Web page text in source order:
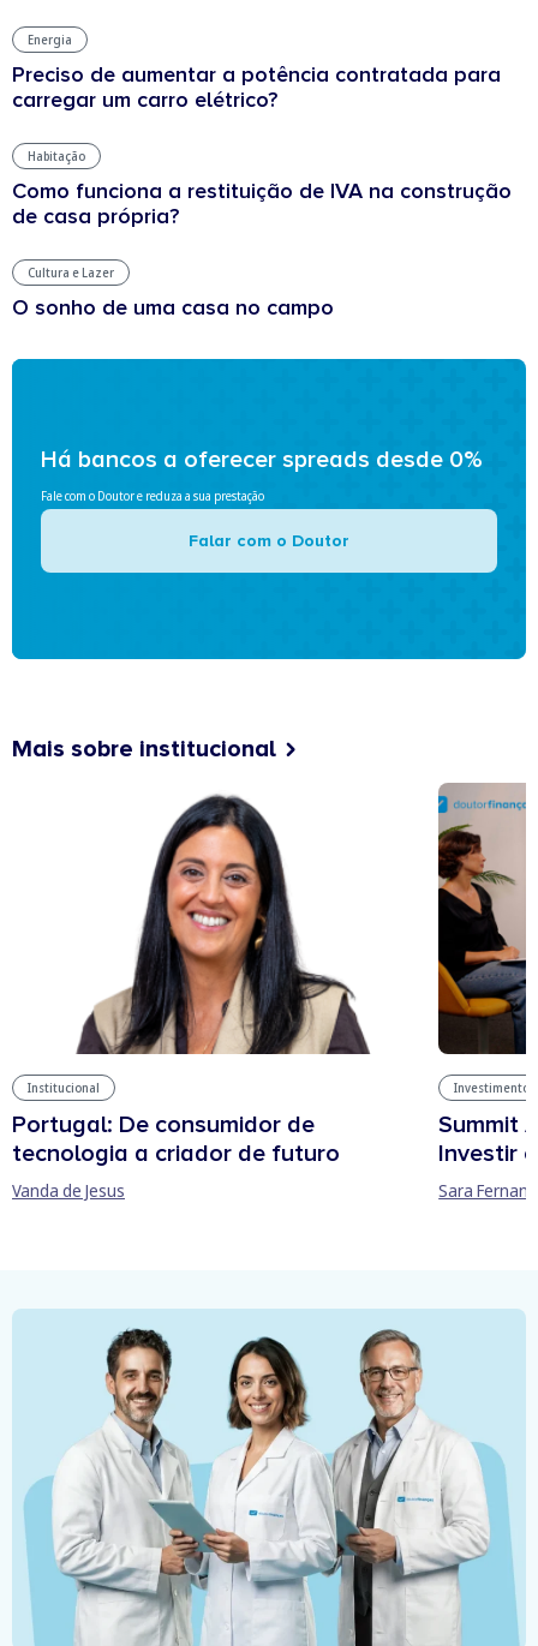
Energia
Preciso de aumentar a potência contratada para
carregar um carro elétrico?
Habitação
Como funciona a restituição de IVA na construção
de casa própria?
Cultura e Lazer
O sonho de uma casa no campo
Há bancos a oferecer spreads desde 0%
Fale com o Doutor e reduza a sua prestação
Falar com o Doutor
Mais sobre institucional
Institucional
Portugal: De consumidor de
tecnologia a criador de futuro
Vanda de Jesus
Investimentos
Summit
Investir
Sara